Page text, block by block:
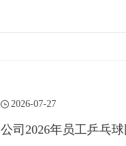
2026-07-27
公司2026年员工乒乓